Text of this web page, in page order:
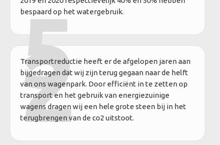
bespaard op het watergebruik.
Transportreductie heeft er de afgelopen jaren aan
bijgedragen dat wij zijn terug gegaan naar de helft
van ons wagenpark. Door efficiënt in te zetten op
transport en het gebruik van energiezuinige
wagens dragen wij een hele grote steen bij in het
terugbrengen van de co2 uitstoot.
2
5